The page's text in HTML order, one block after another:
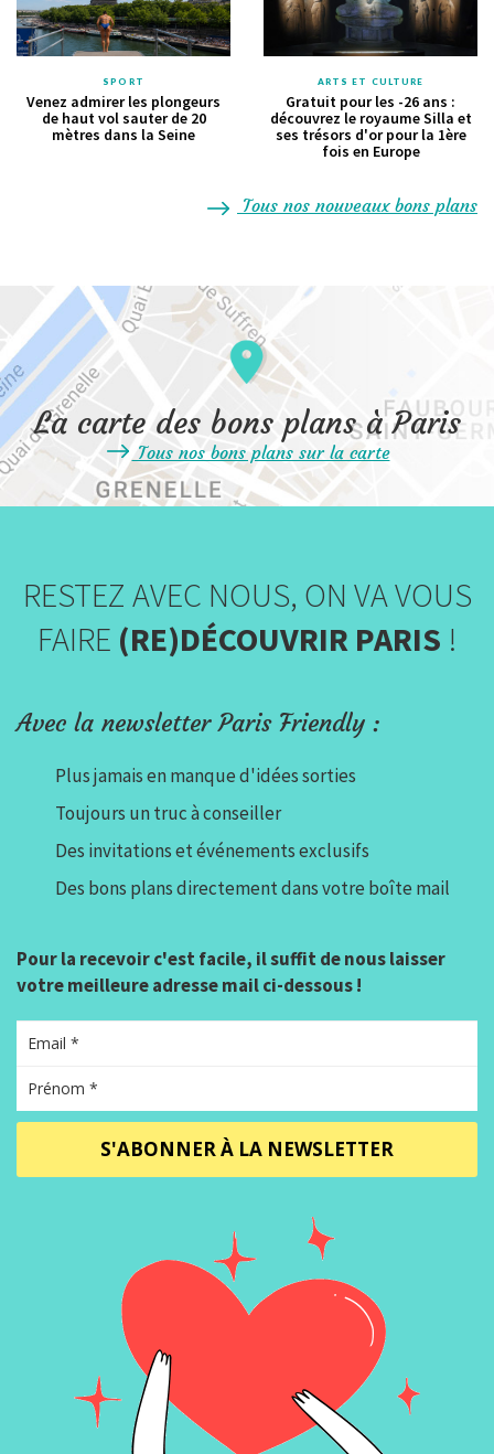
SPORT
Venez admirer les plongeurs
de haut vol sauter de 20
mètres dans la Seine
ARTS ET CULTURE
Gratuit pour les -26 ans :
découvrez le royaume Silla et
ses trésors d'or pour la 1ère
fois en Europe
Tous nos nouveaux bons plans
La carte des bons plans à Paris
Tous nos bons plans sur la carte
RESTEZ AVEC NOUS, ON VA VOUS
FAIRE (RE)DÉCOUVRIR PARIS !
Avec la newsletter Paris Friendly :
Plus jamais en manque d'idées sorties
Toujours un truc à conseiller
Des invitations et événements exclusifs
Des bons plans directement dans votre boîte mail
Pour la recevoir c'est facile, il suffit de nous laisser
votre meilleure adresse mail ci-dessous !
S'ABONNER À LA NEWSLETTER